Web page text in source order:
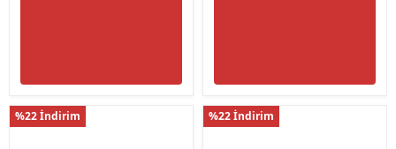
%22 İndirim %22 İndirim